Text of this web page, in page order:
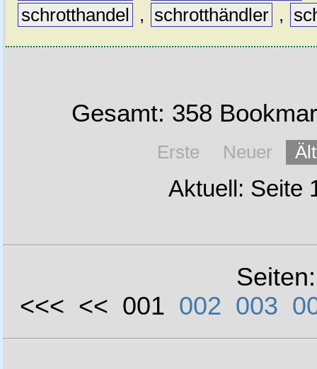
schrotthandel
, schrotthändler ,
Gesamt: 358
Erste Neuer
Aktuell: Seite
<<< << 001 002 003